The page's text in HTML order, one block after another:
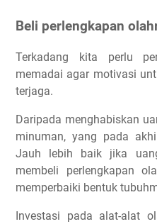
Beli perlengkapan
Terkadang kita perlu
memadai agar motivasi
terjaga.
Daripada menghabiskan
minuman, yang pada
Jauh lebih baik jika
membeli perlengkapan
memperbaiki bentuk
Investasi pada alat-alat